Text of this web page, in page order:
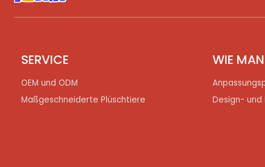
SERVICE
OEM und ODM
Maßgeschneiderte Plüschtiere
WIE
Design-